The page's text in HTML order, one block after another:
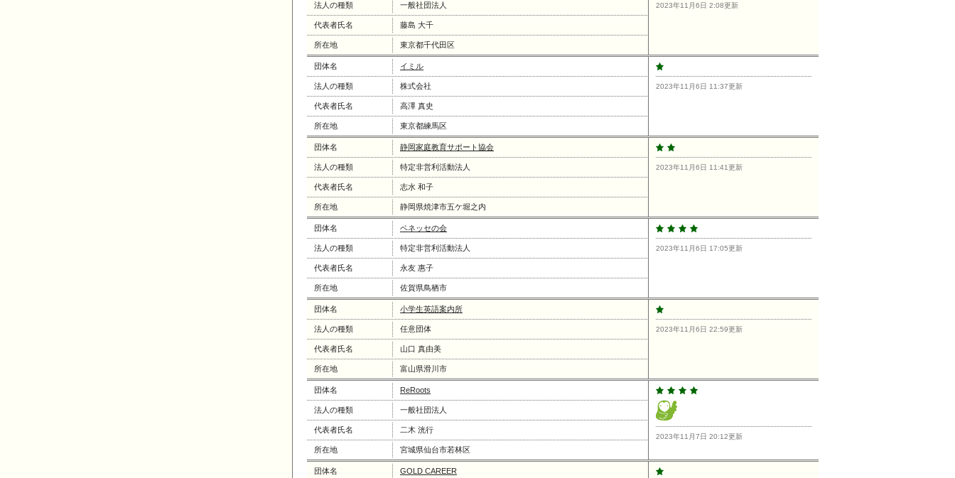
法人の種類 一般社団法人
代表者氏名 藤島 大千
所在地 東京都千代田区
2023年11月6日 2:08更新
団体名 イミル
法人の種類 株式会社
代表者氏名 高澤 真史
所在地 東京都練馬区
2023年11月6日 11:37更新
団体名 静岡家庭教育サポート協会
法人の種類 特定非営利活動法人
代表者氏名 志水 和子
所在地 静岡県焼津市五ケ堀之内
2023年11月6日 11:41更新
団体名 ベネッセの会
法人の種類 特定非営利活動法人
代表者氏名 永友 惠子
所在地 佐賀県鳥栖市
2023年11月6日 17:05更新
団体名 小学生英語案内所
法人の種類 任意団体
代表者氏名 山口 真由美
所在地 富山県滑川市
2023年11月6日 22:59更新
団体名 ReRoots
法人の種類 一般社団法人
代表者氏名 二木 洸行
所在地 宮城県仙台市若林区
2023年11月7日 20:12更新
団体名 GOLD CAREER